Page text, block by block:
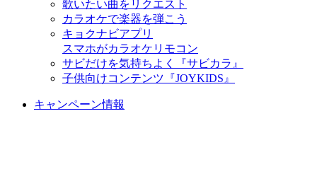
歌いたい曲をリクエスト
カラオケで楽器を弾こう
キョクナビアプリ
スマホがカラオケリモコン
サビだけを気持ちよく『サビカラ』
子供向けコンテンツ『JOYKIDS』
キャンペーン情報